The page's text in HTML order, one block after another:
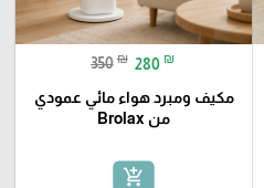
350 ₪ 280 ₪
مكيف ومبرد هواء مائي عمودي
من Brolax
add_shopping_cart